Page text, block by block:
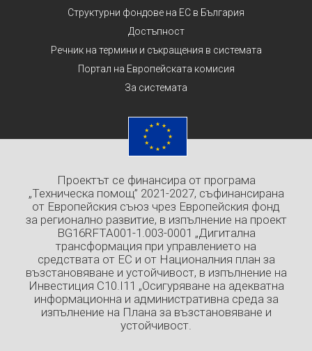
Структурни фондове на ЕС в България
Достъпност
Речник на термини и съкращения в системата
Портал на Европейската комисия
За системата
Проектът се финансира от програма
„Техническа помощ” 2021-2027, съфинансирана
от Европейския съюз чрез Европейския фонд
за регионално развитие, в изпълнение на проект
BG16RFTA001-1.003-0001 „Дигитална
трансформация при управлението на
средствата от ЕС и от Националния план за
възстановяване и устойчивост, в изпълнение на
Инвестиция C10.I11 „Осигуряване на адекватна
информационна и административна среда за
изпълнение на Плана за възстановяване и
устойчивост.